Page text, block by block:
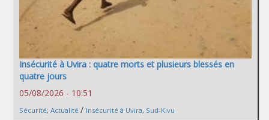
Insécurité à Uvira : quatre morts et plusieurs blessés en
quatre jours
05/08/2026 - 10:51
Sécurité, Actualité / Insécurité à Uvira, Sud-Kivu